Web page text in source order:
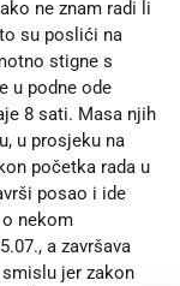
ne znam radi li
su poslići na
stigne s
u podne ode
8 sati. Masa njih
u prosjeku na
početka rada u
posao i ide
nekom
a završava
jer zakon